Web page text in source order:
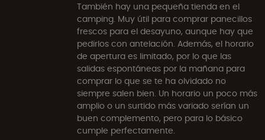
También hay una pequeña tienda en el
camping. Muy útil para comprar panecillos
frescos para el desayuno, aunque hay que
pedirlos con antelación. Además, el horario
de apertura es limitado, por lo que las
salidas espontáneas por la mañana para
comprar lo que se te ha olvidado no
siempre salen bien. Un horario un poco más
amplio o un surtido más variado serían un
buen complemento, pero para lo básico
cumple perfectamente.